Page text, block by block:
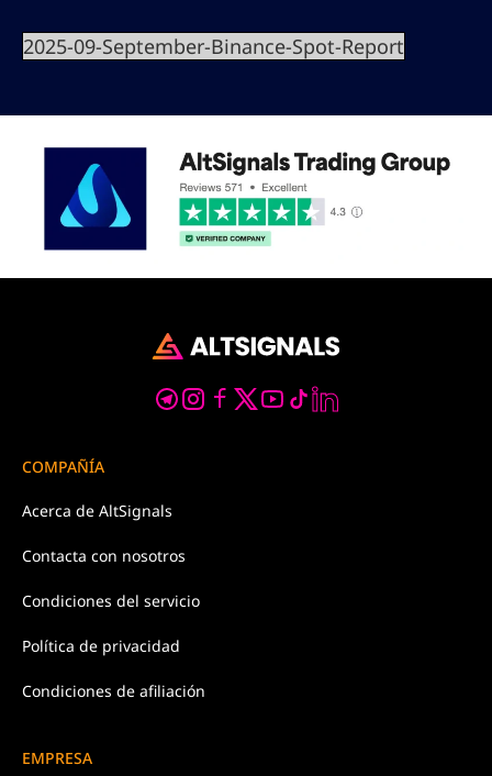
2025-09-September-Binance-Spot-Report
COMPAÑÍA
Acerca de AltSignals
Contacta con nosotros
Condiciones del servicio
Política de privacidad
Condiciones de afiliación
EMPRESA